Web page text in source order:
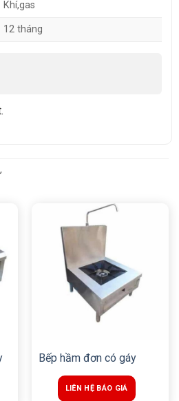
Khí,gas
12 tháng
Bếp hầm đơn có gáy
LIÊN HỆ BÁO GIÁ